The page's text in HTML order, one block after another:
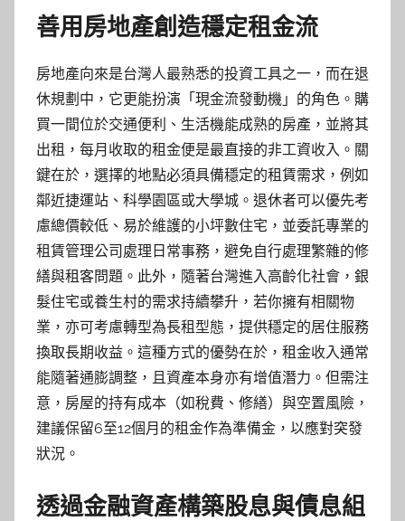
善用房地產創造穩定租金流
房地產向來是台灣人最熟悉的投資工具之一，而在退
休規劃中，它更能扮演「現金流發動機」的角色。購
買一間位於交通便利、生活機能成熟的房產，並將其
出租，每月收取的租金便是最直接的非工資收入。關
鍵在於，選擇的地點必須具備穩定的租賃需求，例如
鄰近捷運站、科學園區或大學城。退休者可以優先考
慮總價較低、易於維護的小坪數住宅，並委託專業的
租賃管理公司處理日常事務，避免自行處理繁雜的修
繕與租客問題。此外，隨著台灣進入高齡化社會，銀
髮住宅或養生村的需求持續攀升，若你擁有相關物
業，亦可考慮轉型為長租型態，提供穩定的居住服務
換取長期收益。這種方式的優勢在於，租金收入通常
能隨著通膨調整，且資產本身亦有增值潛力。但需注
意，房屋的持有成本（如稅費、修繕）與空置風險，
建議保留6至12個月的租金作為準備金，以應對突發
狀況。
透過金融資產構築股息與債息組